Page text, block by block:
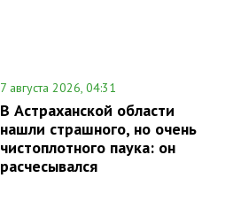
7 августа 2026, 04:31
В Астраханской области
нашли страшного, но очень
чистоплотного паука: он
расчесывался